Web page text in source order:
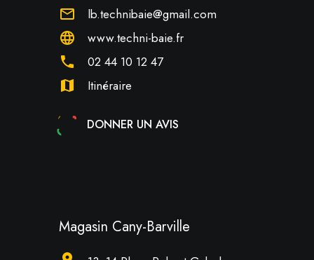
mail_outline
lb.technibaie@gmail.com
language
www.techni-baie.fr
phone
02 44 10 12 47
map
Itinéraire
DONNER UN AVIS
Magasin Cany-Barville